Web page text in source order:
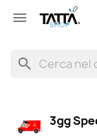

search
3gg